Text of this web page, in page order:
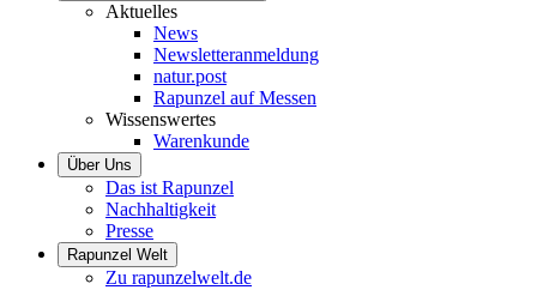
Aktuelles
News
Newsletteranmeldung
natur.post
Rapunzel auf Messen
Wissenswertes
Warenkunde
Über Uns
Das ist Rapunzel
Nachhaltigkeit
Presse
Rapunzel Welt
Zu rapunzelwelt.de